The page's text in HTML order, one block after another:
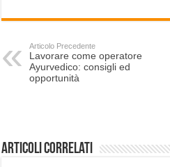
Articolo Precedente
Lavorare come operatore
Ayurvedico: consigli ed
opportunità
Articoli correlati